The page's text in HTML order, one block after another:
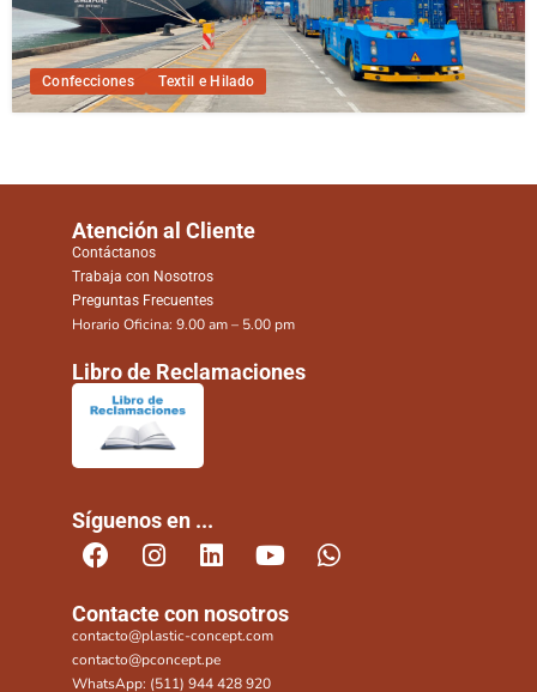
Confecciones Textil e Hilado
Atención al Cliente
Contáctanos
Trabaja con Nosotros
Preguntas Frecuentes
Horario Oficina: 9.00 am – 5.00 pm
Libro de Reclamaciones
Síguenos en ...
Contacte con nosotros
contacto@plastic-concept.com
contacto@pconcept.pe
WhatsApp: (511) 944 428 920